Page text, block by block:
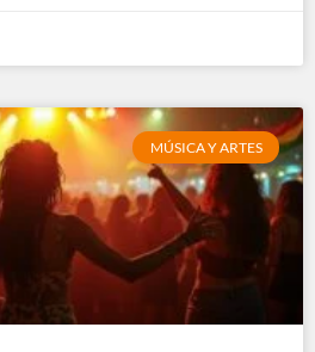
MÚSICA Y ARTES